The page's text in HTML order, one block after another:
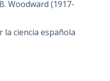
Woodward (1917-
la ciencia española